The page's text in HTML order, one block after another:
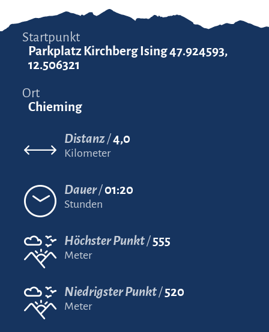
Startpunkt
Parkplatz Kirchberg Ising 47.924593,
12.506321
Ort
Chieming
Distanz 4,0
Kilometer
Dauer 01:20
Stunden
Höchster Punkt 555
Meter
Niedrigster Punkt 520
Meter